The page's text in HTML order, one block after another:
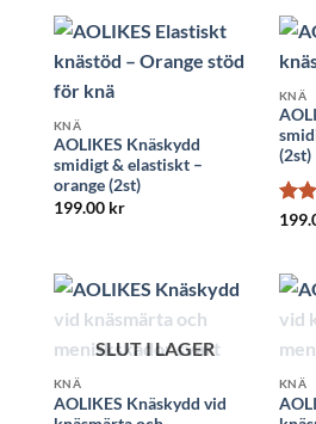
KNÄ
AOLIKES Knäskydd
smidigt & elastiskt –
orange (2st)
199.00 kr
KNÄ
(2st)
SLUT I LAGER
KNÄ
AOLIKES Knäskydd vid
KNÄ